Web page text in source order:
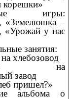
игры:
«Земелюшка –
«Урожай у нас
занятия:
хлебозовод
на
завод
пришел?»
альбома о